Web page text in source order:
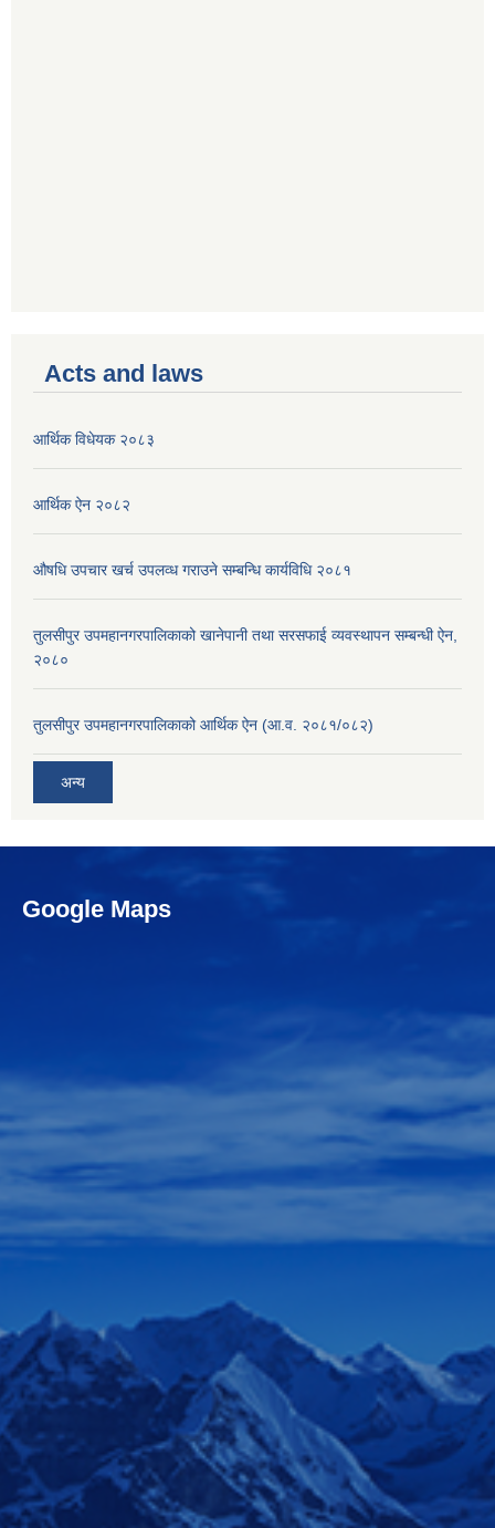
Acts and laws
आर्थिक विधेयक २०८३
आर्थिक ऐन २०८२
औषधि उपचार खर्च उपलव्ध गराउने सम्बन्धि कार्यविधि २०८१
तुलसीपुर उपमहानगरपालिकाको खानेपानी तथा सरसफाई व्यवस्थापन सम्बन्धी ऐन,
२०८०
तुलसीपुर उपमहानगरपालिकाको आर्थिक ऐन (आ.व. २०८१/०८२)
अन्य
Google Maps